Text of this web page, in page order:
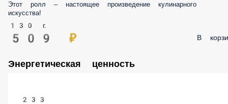
Этот ролл – настоящее произведение кулинарного
искусства!
130 г.
509 ₽ В
Энергетическая ценность
233